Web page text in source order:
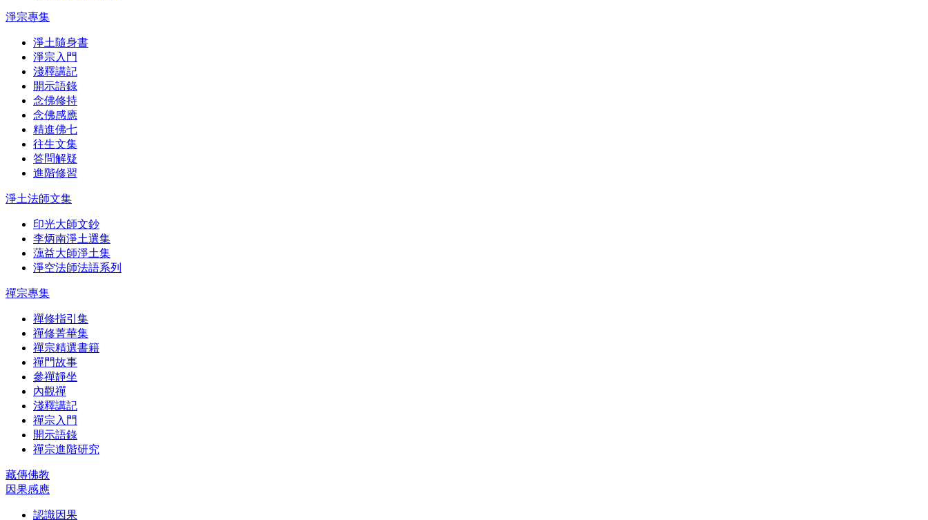
淨宗專集
淨土隨身書
淨宗入門
淺釋講記
開示語錄
念佛修持
念佛感應
精進佛七
往生文集
答問解疑
進階修習
淨土法師文集
印光大師文鈔
李炳南淨土選集
蕅益大師淨土集
淨空法師法語系列
禪宗專集
禪修指引集
禪修菁華集
禪宗精選書籍
禪門故事
參禪靜坐
內觀禪
淺釋講記
禪宗入門
開示語錄
禪宗進階研究
藏傳佛教
因果感應
認識因果